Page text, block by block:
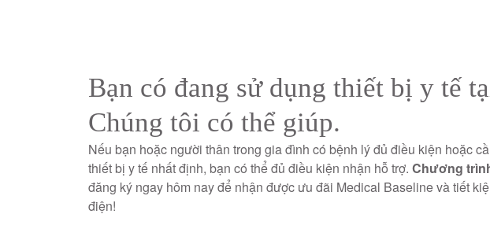
Bạn có đang sử dụng thiết bị y tế
Chúng tôi có thể giúp.
Nếu bạn hoặc người thân trong gia đình có bệnh lý đủ điều kiện hoặc
thiết bị y tế nhất định, bạn có thể đủ điều kiện nhận hỗ trợ. Chương
đăng ký ngay hôm nay để nhận được ưu đãi Medical Baseline và tiết
điện!